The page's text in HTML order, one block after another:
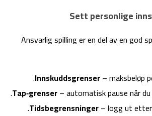
Ansvarlig spilling er en del av en god
Innskuddsgrenser– maksbeløp
Tap‑grenser– automatisk pause når
Tidsbegrensninger– logg ut